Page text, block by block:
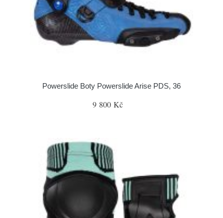
Powerslide Boty Powerslide Arise PDS, 36
9 800 Kč